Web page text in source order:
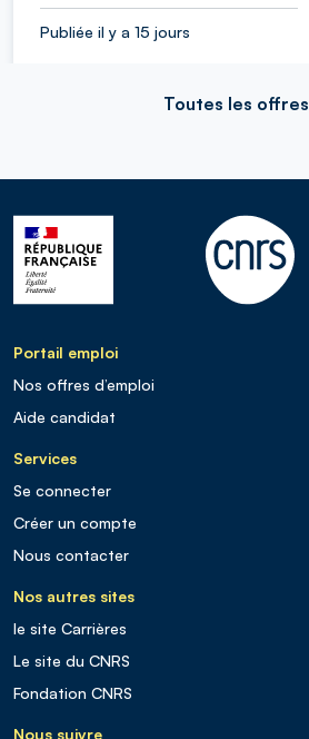
Publiée il y a 15 jours
Toutes les offres
Portail emploi
Nos offres d’emploi
Aide candidat
Services
Se connecter
Créer un compte
Nous contacter
Nos autres sites
le site Carrières
Le site du CNRS
Fondation CNRS
Nous suivre